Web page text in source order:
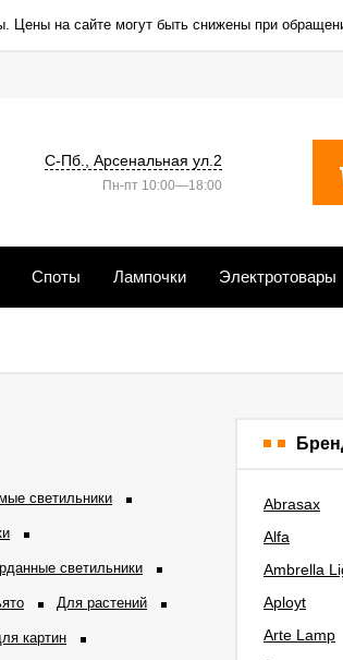
Цены на сайте могут быть снижены при
С-Пб., Арсенальная ул.2
Пн-пт 10:00—18:00
Споты Лампочки Электротовары
светильники
светильники
Для растений
картин
Abrasax
Alfa
Ambrella
Aployt
Arte Lamp